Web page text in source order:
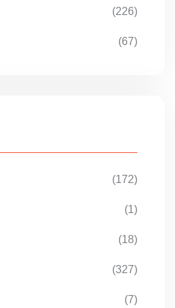
(226)
(67)
(172)
(1)
(18)
(327)
(7)